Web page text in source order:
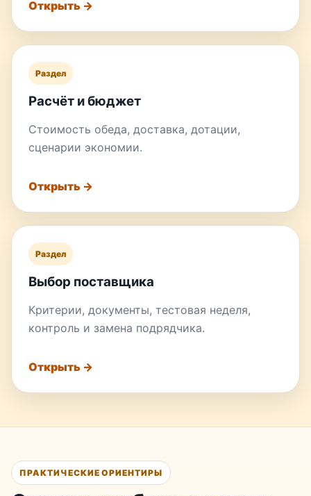
Открыть →
Раздел
Расчёт и бюджет
Стоимость обеда, доставка, дотации,
сценарии экономии.
Открыть →
Раздел
Выбор поставщика
Критерии, документы, тестовая неделя,
контроль и замена подрядчика.
Открыть →
ПРАКТИЧЕСКИЕ ОРИЕНТИРЫ